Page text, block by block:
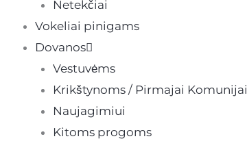
Netekčiai
Vokeliai pinigams
Dovanos
Vestuvėms
Krikštynoms / Pirmajai Komunijai
Naujagimiui
Kitoms progoms